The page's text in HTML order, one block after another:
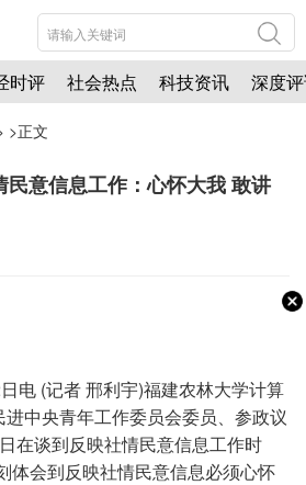
时评 社会热点 科技资讯 深度
>正文
民意信息工作：心怀大我 敢讲
电 (记者 邢利宇)福建农林大学计算
进中央青年工作委员会委员、参政议
在谈到反映社情民意信息工作时
体会到反映社情民意信息必须心怀